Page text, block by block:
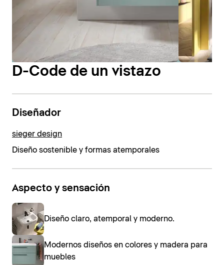
D-Code de un vistazo
Diseñador
sieger design
Diseño sostenible y formas atemporales
Aspecto y sensación
Diseño claro, atemporal y moderno.
Modernos diseños en colores y madera para
muebles